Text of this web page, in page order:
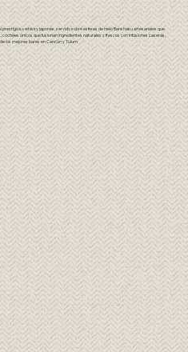
prestigioso whisky japonés, servido sobre esferas de hielo Banshaku artesanales que
únicos que fusionan ingredientes naturales y frescos con infusiones caseras,
los mejores bares en Cancún y Tulum.